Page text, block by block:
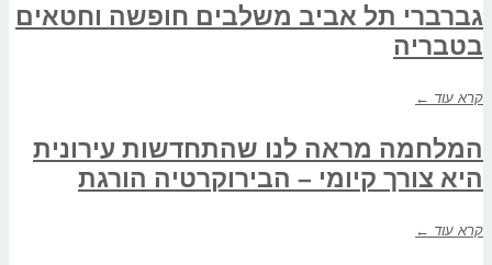
גברברי תל אביב משלבים חופשה וחטאים
בטבריה
קרא עוד ←
המלחמה מראה לנו שהתחדשות עירונית
היא צורך קיומי – הבירוקרטיה הורגת
קרא עוד ←